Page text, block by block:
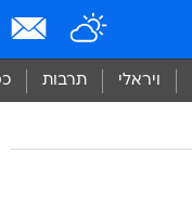
ויראלי תרבות